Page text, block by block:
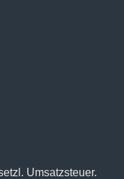
Umsatzsteuer.